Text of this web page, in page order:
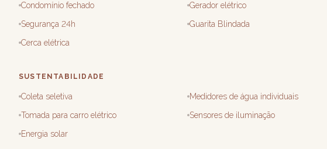
Condomínio fechado
Gerador elétrico
Segurança 24h
Guarita Blindada
Cerca elétrica
SUSTENTABILIDADE
Coleta seletiva Medidores de água individuais
Tomada para carro elétrico
Sensores de iluminação
Energia solar